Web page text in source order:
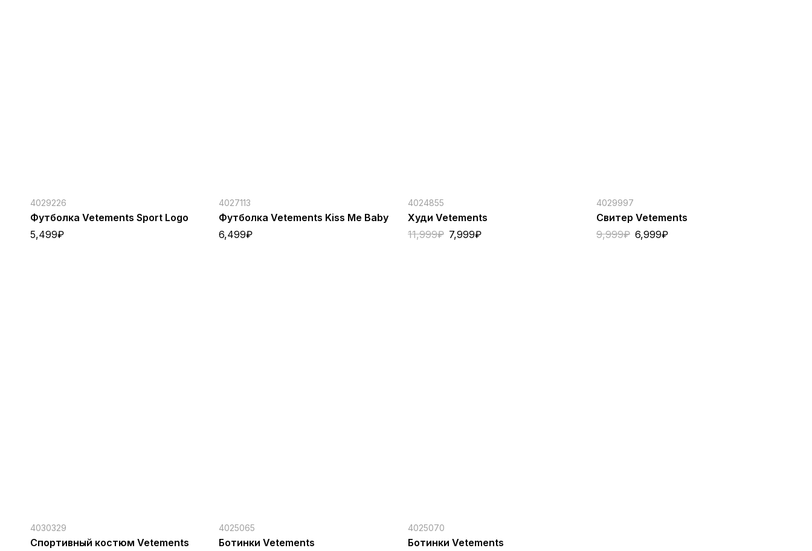
4029226
Футболка Vetements Sport Logo
5,499₽
4027113
Футболка Vetements Kiss Me Baby
6,499₽
4024855
Худи Vetements
11,999₽ 7,999₽
4029997
Свитер Vetements
9,999₽ 6,999₽
4030329
Спортивный костюм Vetements
4025065
Ботинки Vetements
4025070
Ботинки Vetements